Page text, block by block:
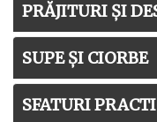
PRĂJITURI ȘI
SUPE ȘI CIORBE
SFATURI